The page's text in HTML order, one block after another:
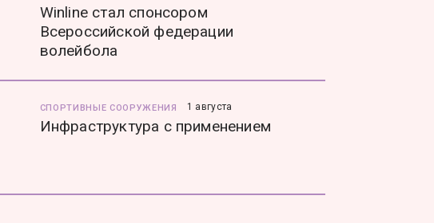
Winline стал спонсором
Всероссийской федерации
волейбола
СПОРТИВНЫЕ СООРУЖЕНИЯ 1 августа
Инфраструктура с применением